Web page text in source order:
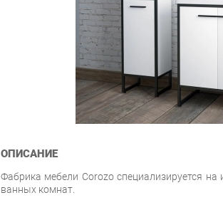
ОПИСАНИЕ
Фабрика мебели Corozo специализируется на
ванных комнат.